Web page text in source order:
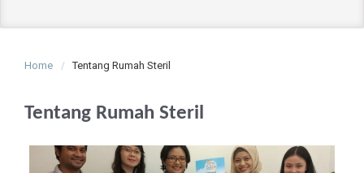
Home Tentang Rumah Steril
Tentang Rumah Steril